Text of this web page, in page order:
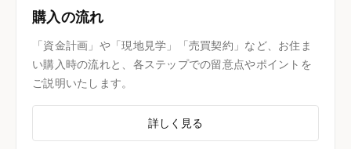
購入の流れ
「資金計画」や「現地見学」「売買契約」など、お住ま
い購入時の流れと、各ステップでの留意点やポイントを
ご説明いたします。
詳しく見る